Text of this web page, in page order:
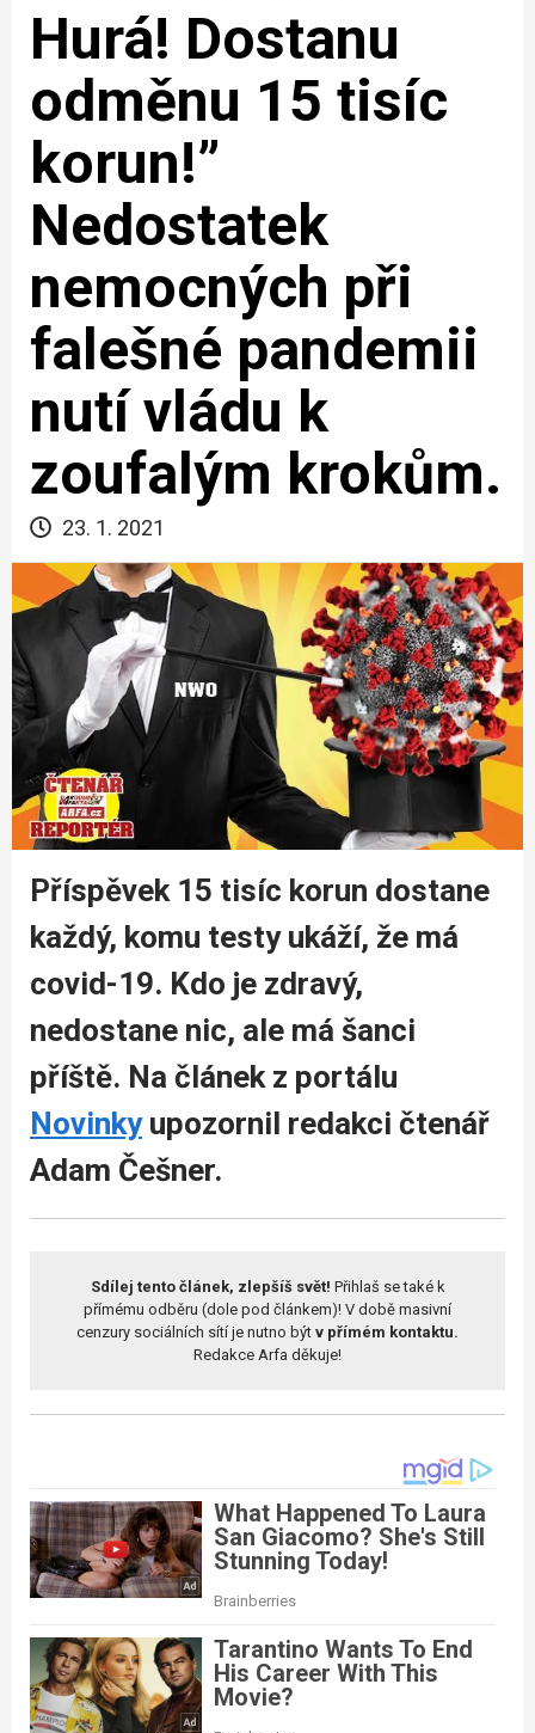
Hurá! Dostanu
odměnu 15 tisíc
korun!”
Nedostatek
nemocných při
falešné pandemii
nutí vládu k
zoufalým krokům.
23. 1. 2021
Příspěvek 15 tisíc korun dostane
každý, komu testy ukáží, že má
covid-19. Kdo je zdravý,
nedostane nic, ale má šanci
příště. Na článek z portálu
Novinkyupozornil redakci čtenář
Adam Češner.
Sdílej tento článek, zlepšíš svět! Přihlaš se také k
přímému odběru (dole pod článkem)! V době masivní
cenzury sociálních sítí je nutno být v přímém kontaktu.
Redakce Arfa děkuje!